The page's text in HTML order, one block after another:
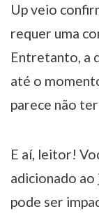
Up veio
requer uma
Entretanto, a
até o
parece não
E aí, leitor!
adicionado ao
pode ser